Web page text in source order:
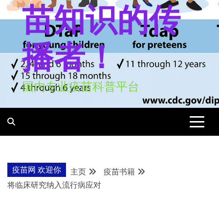
苗知识的传
播者！
国内专业疫苗科普平台
疫苗网 欢迎你 主页
疫苗书籍
将临床研究纳入流行病应对